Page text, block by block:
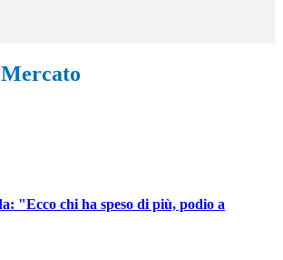
"Ecco chi ha speso di più, podio a